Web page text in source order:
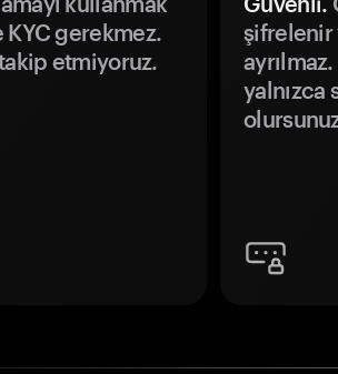
KYC gerekmez.
etmiyoruz.
şifrelenir
yalnızca